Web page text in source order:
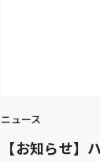
ニュース
【お知らせ】